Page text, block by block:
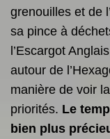
grenouilles et de
sa pince à
l’Escargot
autour de
manière de voir
priorités. Le
bien plus